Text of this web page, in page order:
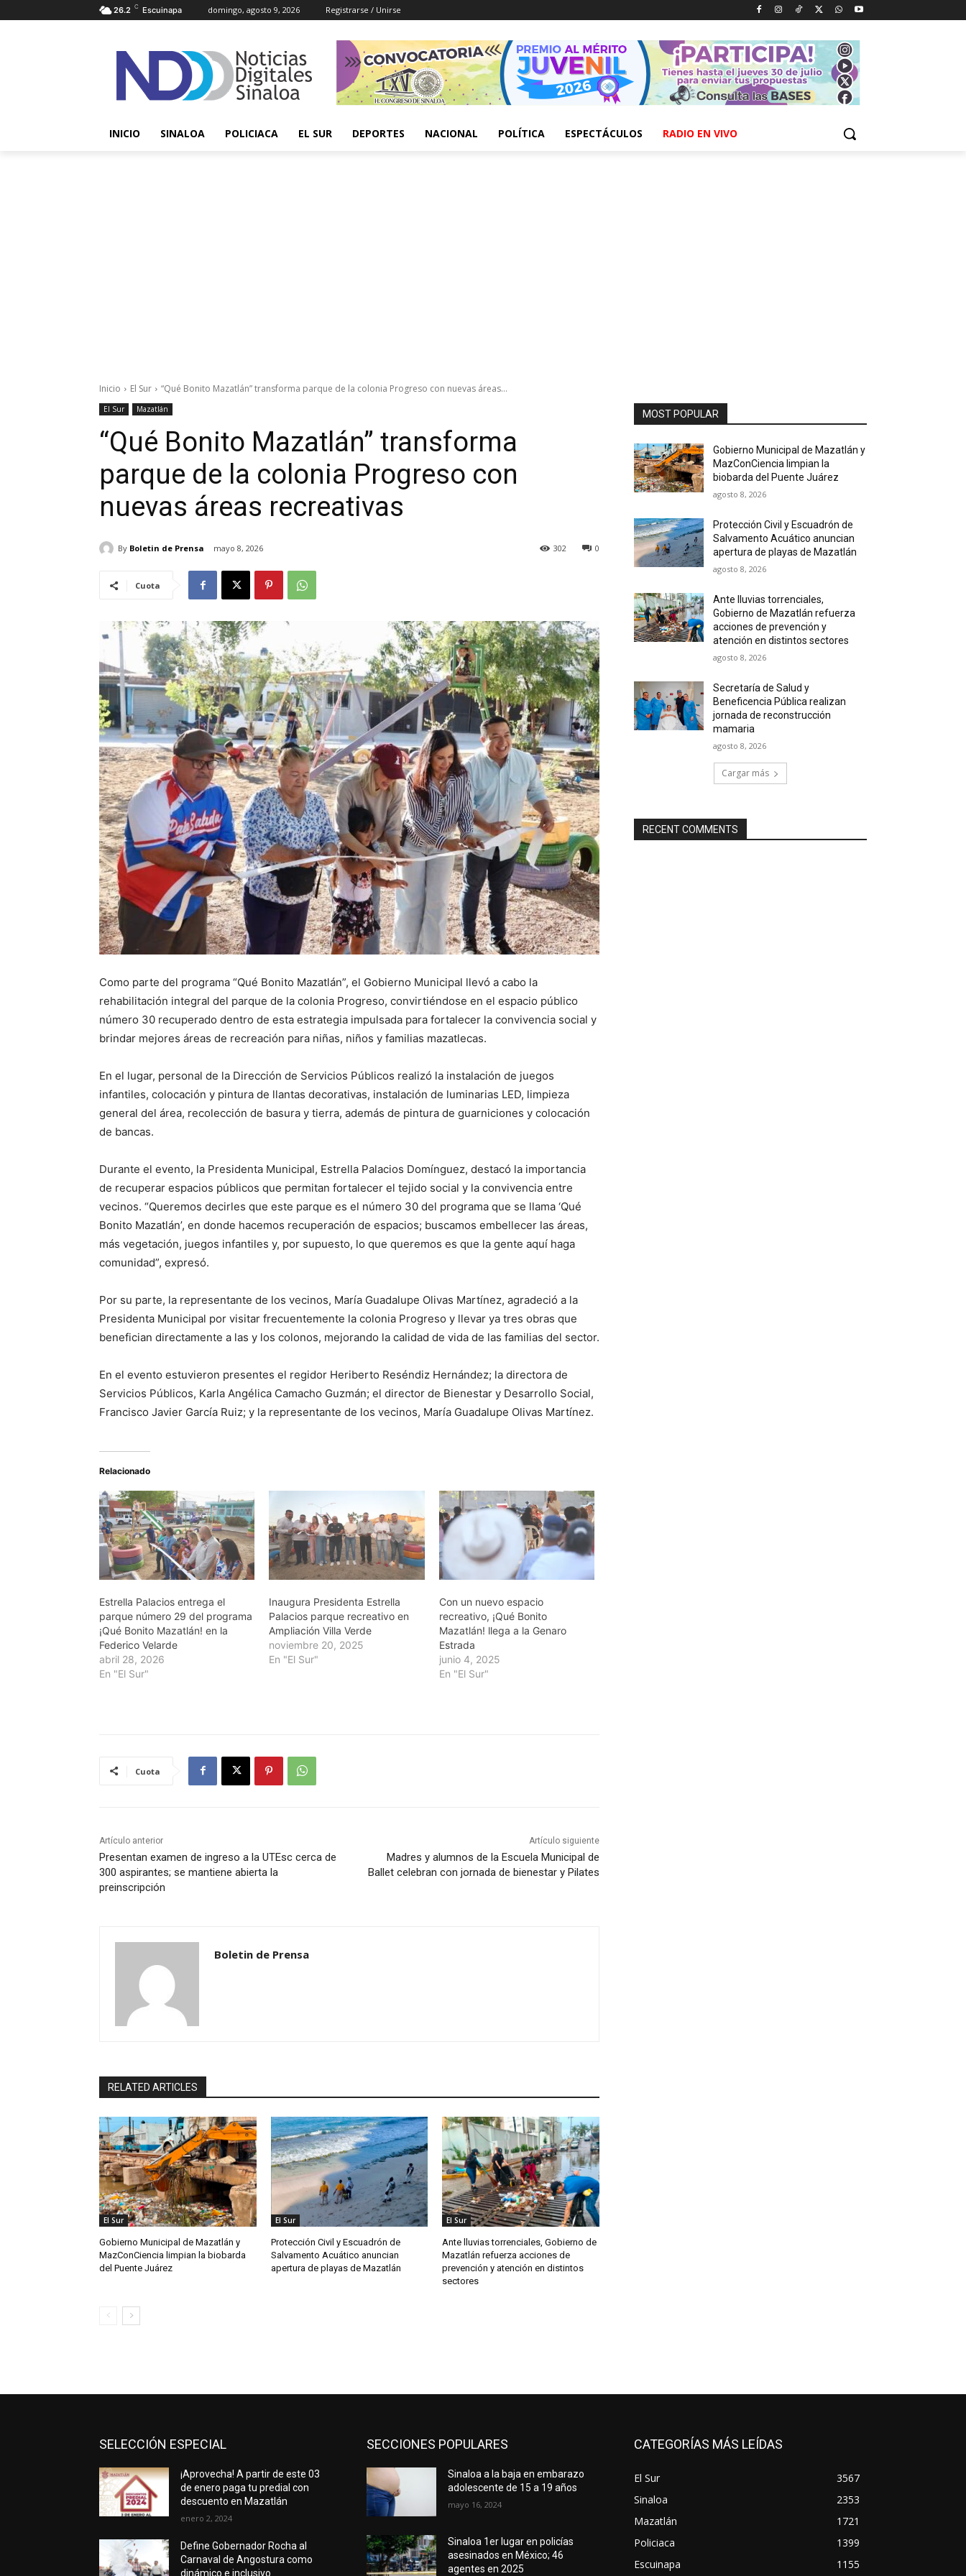
26.2 C Escuinapa domingo, agosto 9, 2026 Registrarse / Unirse
INICIO SINALOA POLICIACA EL SUR DEPORTES NACIONAL POLÍTICA ESPECTÁCULOS RADIO EN VIVO
Inicio El Sur “Qué Bonito Mazatlán” transforma parque de la colonia Progreso con nuevas áreas...
El Sur Mazatlán
“Qué Bonito Mazatlán” transforma
parque de la colonia Progreso con
nuevas áreas recreativas
By Boletin de Prensa mayo 8, 2026 0
302
Cuota
Como parte del programa “Qué Bonito Mazatlán”, el Gobierno Municipal llevó a cabo la
rehabilitación integral del parque de la colonia Progreso, convirtiéndose en el espacio público
número 30 recuperado dentro de esta estrategia impulsada para fortalecer la convivencia social y
brindar mejores áreas de recreación para niñas, niños y familias mazatlecas.
En el lugar, personal de la Dirección de Servicios Públicos realizó la instalación de juegos
infantiles, colocación y pintura de llantas decorativas, instalación de luminarias LED, limpieza
general del área, recolección de basura y tierra, además de pintura de guarniciones y colocación
de bancas.
Durante el evento, la Presidenta Municipal, Estrella Palacios Domínguez, destacó la importancia
de recuperar espacios públicos que permitan fortalecer el tejido social y la convivencia entre
vecinos. “Queremos decirles que este parque es el número 30 del programa que se llama ‘Qué
Bonito Mazatlán’, en donde hacemos recuperación de espacios; buscamos embellecer las áreas,
más vegetación, juegos infantiles y, por supuesto, lo que queremos es que la gente aquí haga
comunidad”, expresó.
Por su parte, la representante de los vecinos, María Guadalupe Olivas Martínez, agradeció a la
Presidenta Municipal por visitar frecuentemente la colonia Progreso y llevar ya tres obras que
benefician directamente a las y los colonos, mejorando la calidad de vida de las familias del sector.
En el evento estuvieron presentes el regidor Heriberto Reséndiz Hernández; la directora de
Servicios Públicos, Karla Angélica Camacho Guzmán; el director de Bienestar y Desarrollo Social,
Francisco Javier García Ruiz; y la representante de los vecinos, María Guadalupe Olivas Martínez.
Relacionado
Estrella Palacios entrega el
parque número 29 del programa
¡Qué Bonito Mazatlán! en la
Federico Velarde
abril 28, 2026
En "El Sur"
Inaugura Presidenta Estrella
Palacios parque recreativo en
Ampliación Villa Verde
noviembre 20, 2025
En "El Sur"
Con un nuevo espacio
recreativo, ¡Qué Bonito
Mazatlán! llega a la Genaro
Estrada
junio 4, 2025
En "El Sur"
Cuota
Artículo anterior
Presentan examen de ingreso a la UTEsc cerca de
300 aspirantes; se mantiene abierta la
preinscripción
Artículo siguiente
Madres y alumnos de la Escuela Municipal de
Ballet celebran con jornada de bienestar y Pilates
Boletin de Prensa
RELATED ARTICLES
El Sur
Gobierno Municipal de Mazatlán y
MazConCiencia limpian la biobarda
del Puente Juárez
El Sur
Protección Civil y Escuadrón de
Salvamento Acuático anuncian
apertura de playas de Mazatlán
El Sur
Ante lluvias torrenciales, Gobierno de
Mazatlán refuerza acciones de
prevención y atención en distintos
sectores
MOST POPULAR
Gobierno Municipal de Mazatlán y
MazConCiencia limpian la
biobarda del Puente Juárez
agosto 8, 2026
Protección Civil y Escuadrón de
Salvamento Acuático anuncian
apertura de playas de Mazatlán
agosto 8, 2026
Ante lluvias torrenciales,
Gobierno de Mazatlán refuerza
acciones de prevención y
atención en distintos sectores
agosto 8, 2026
Secretaría de Salud y
Beneficencia Pública realizan
jornada de reconstrucción
mamaria
agosto 8, 2026
Cargar más
RECENT COMMENTS
SELECCIÓN ESPECIAL
¡Aprovecha! A partir de este 03
de enero paga tu predial con
descuento en Mazatlán
enero 2, 2024
Define Gobernador Rocha al
Carnaval de Angostura como
dinámico e inclusivo
SECCIONES POPULARES
Sinaloa a la baja en embarazo
adolescente de 15 a 19 años
mayo 16, 2024
Sinaloa 1er lugar en policías
asesinados en México; 46
agentes en 2025
CATEGORÍAS MÁS LEÍDAS
El Sur
3567
Sinaloa
2353
Mazatlán
1721
Policiaca
1399
Escuinapa
1155